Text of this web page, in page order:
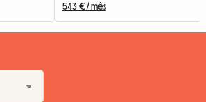
543 € / mês